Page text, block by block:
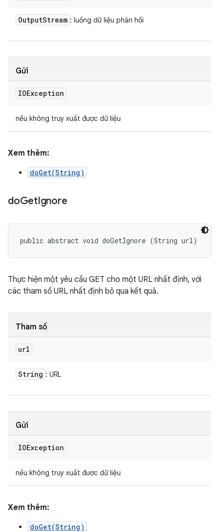
OutputStream : luồng dữ liệu phản hồi
Gửi
IOException
nếu không truy xuất được dữ liệu
Xem thêm:
doGet(String)
doGetIgnore
public abstract void doGetIgnore (String url)
Thực hiện một yêu cầu GET cho một URL nhất định, với
các tham số URL nhất định bỏ qua kết quả.
Tham số
url
String : URL
Gửi
IOException
nếu không truy xuất được dữ liệu
Xem thêm:
doGet(String)